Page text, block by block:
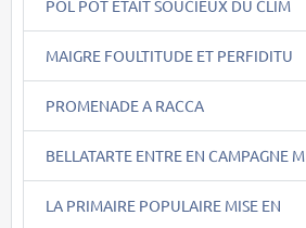
POL POT ETAIT SOUCIEUX DU CLIM
MAIGRE FOULTITUDE ET PERFIDITU
PROMENADE A RACCA
BELLATARTE ENTRE EN CAMPAGNE M
LA PRIMAIRE POPULAIRE MISE EN